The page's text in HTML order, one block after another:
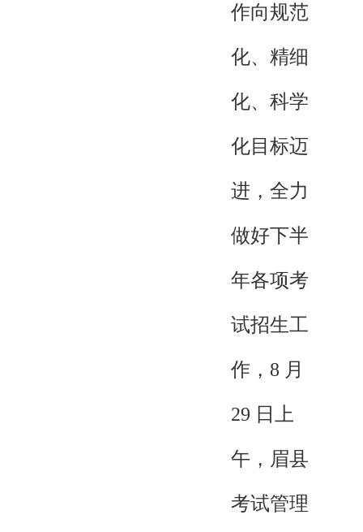
作向规范
化、精细
化、科学
化目标迈
进，全力
做好下半
年各项考
试招生工
作，8 月
29 日上
午，眉县
考试管理